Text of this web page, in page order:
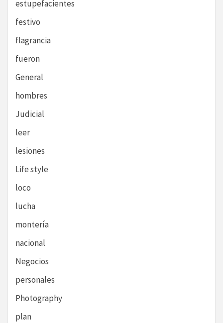
estupefacientes
festivo
flagrancia
fueron
General
hombres
Judicial
leer
lesiones
Life style
loco
lucha
montería
nacional
Negocios
personales
Photography
plan